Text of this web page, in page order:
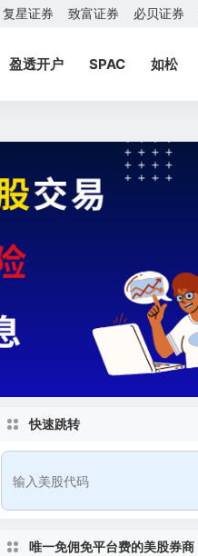
复星证券 致富证券 必贝证券
盈透开户 SPAC 如松
快速跳转
唯一免佣免平台费的美股券商